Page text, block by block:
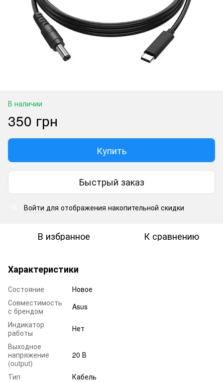
В наличии
350 грн
Купить
Быстрый заказ
Войти для отображения накопительной скидки
В избранное К сравнению
Характеристики
Состояние
Новое
Совместимость
с брендом
Asus
Индикатор
работы
Нет
Выходное
напряжение
(output)
20 В
Тип
Кабель